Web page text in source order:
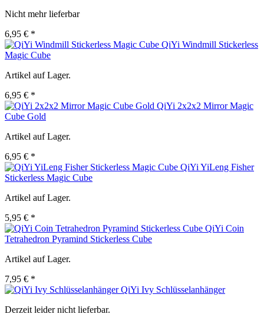
Nicht mehr lieferbar
6,95 € *
QiYi Windmill Stickerless
Magic Cube
Artikel auf Lager.
6,95 € *
QiYi 2x2x2 Mirror Magic
Cube Gold
Artikel auf Lager.
6,95 € *
QiYi YiLeng Fisher
Stickerless Magic Cube
Artikel auf Lager.
5,95 € *
QiYi Coin
Tetrahedron Pyramind Stickerless Cube
Artikel auf Lager.
7,95 € *
QiYi Ivy Schlüsselanhänger
Derzeit leider nicht lieferbar.